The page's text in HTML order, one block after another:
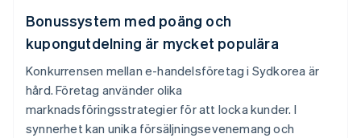
Bonussystem med poäng och
kupongutdelning är mycket populära
Konkurrensen mellan e-handelsföretag i Sydkorea är
hård. Företag använder olika
marknadsföringsstrategier för att locka kunder. I
synnerhet kan unika försäljningsevenemang och